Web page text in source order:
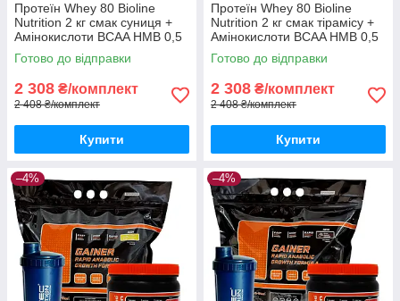
Протеїн Whey 80 Bioline
Nutrition 2 кг смак суниця +
Амінокислоти BCAA HMB 0,5
кг + шейкер
Готово до відправки
2 308 ₴/комплект
2 408 ₴/комплект
Купити
Протеїн Whey 80 Bioline
Nutrition 2 кг смак тірамісу +
Амінокислоти BCAA HMB 0,5
кг + шейкер
Готово до відправки
2 308 ₴/комплект
2 408 ₴/комплект
Купити
–4% –4%